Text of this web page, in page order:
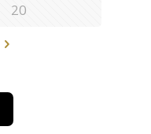
20